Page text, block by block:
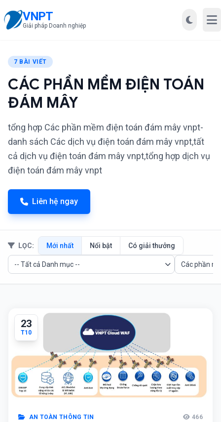
VNPT
Giải pháp Doanh nghiệp
7 BÀI VIẾT
CÁC PHẦN MỀM ĐIỆN TOÁN
ĐÁM MÂY
tổng hợp Các phần mềm điện toán đám mây vnpt-
danh sách Các dịch vụ điện toán đám mây vnpt,tất
cả dịch vụ điện toán đám mây vnpt,tổng hợp dịch vụ
điện toán đám mây vnpt
Liên hệ ngay
LỌC: Mới nhất Nổi bật Có giải thưởng
23
T10
AN TOÀN THÔNG TIN 466